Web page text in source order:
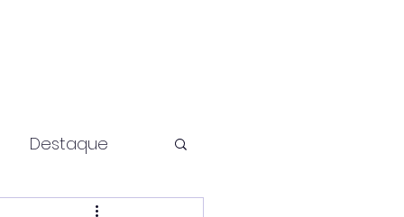
Destaque